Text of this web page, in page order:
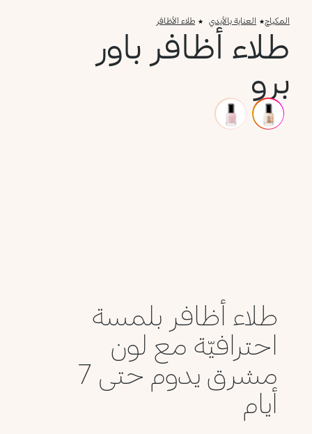
المكياج العناية بالأيدي طلاء الأظافر
طلاء أظافر باور
برو
طلاء أظافر بلمسة
احترافيّة مع لون
مشرق يدوم حتى 7
أيام